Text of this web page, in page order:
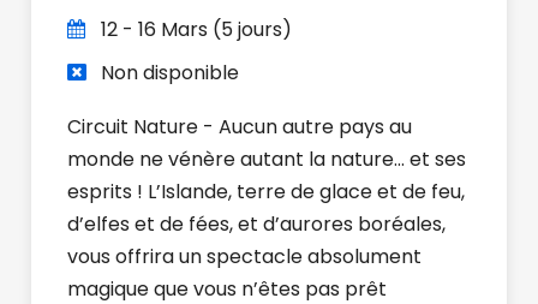
12 - 16 Mars (5 jours)
Non disponible
Circuit Nature - Aucun autre pays au
monde ne vénère autant la nature… et ses
esprits ! L’Islande, terre de glace et de feu,
d’elfes et de fées, et d’aurores boréales,
vous offrira un spectacle absolument
magique que vous n’êtes pas prêt